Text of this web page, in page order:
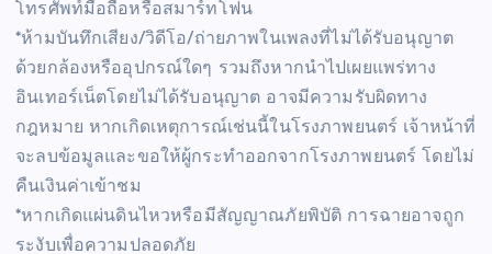
โทรศัพท์มือถือหรือสมาร์ทโฟน
*ห้ามบันทึกเสียง/วิดีโอ/ถ่ายภาพในเพลงที่ไม่ได้รับอนุญาต
ด้วยกล้องหรืออุปกรณ์ใดๆ รวมถึงหากนำไปเผยแพร่ทาง
อินเทอร์เน็ตโดยไม่ได้รับอนุญาต อาจมีความรับผิดทาง
กฎหมาย หากเกิดเหตุการณ์เช่นนี้ในโรงภาพยนตร์ เจ้าหน้าที่
จะลบข้อมูลและขอให้ผู้กระทำออกจากโรงภาพยนตร์ โดยไม่
คืนเงินค่าเข้าชม
*หากเกิดแผ่นดินไหวหรือมีสัญญาณภัยพิบัติ การฉายอาจถูก
ระงับเพื่อความปลอดภัย